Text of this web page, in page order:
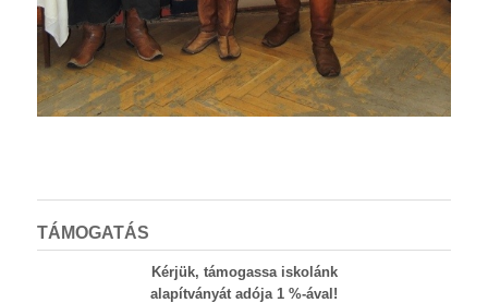
TÁMOGATÁS
Kérjük, támogassa iskolánk
alapítványát adója 1 %-ával!